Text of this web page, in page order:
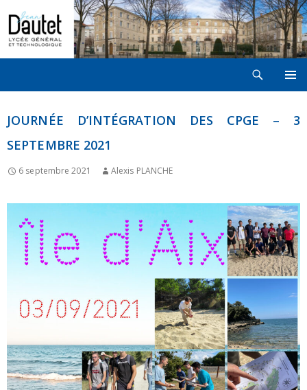
CONTENU
JOURNÉE D’INTÉGRATION DES CPGE – 3
SEPTEMBRE 2021
6 septembre 2021 Alexis PLANCHE